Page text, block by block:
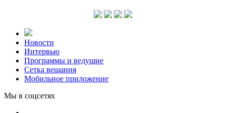
Новости
Интервью
Программы и ведущие
Сетка вещания
Мобильное приложение
Мы в соцсетях